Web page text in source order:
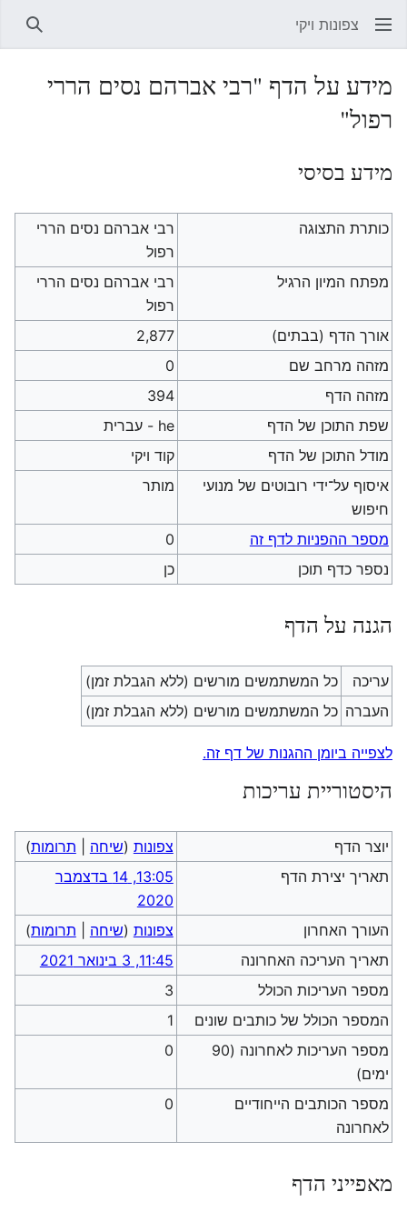
צפונות ויקי
מידע על הדף "רבי אברהם נסים הררי
רפול"
מידע בסיסי
כותרת התצוגה
רבי אברהם נסים הררי
רפול
מפתח המיון הרגיל
רבי אברהם נסים הררי
רפול
אורך הדף (בבתים)
2,877
מזהה מרחב שם
0
מזהה הדף
394
שפת התוכן של הדף
he - עברית
מודל התוכן של הדף
קוד ויקי
איסוף על־ידי רובוטים של מנועי
חיפוש
מותר
מספר ההפניות לדף זה
0
נספר כדף תוכן
כן
הגנה על הדף
עריכה
כל המשתמשים מורשים (ללא הגבלת זמן)
העברה כל המשתמשים מורשים (ללא הגבלת זמן)
לצפייה ביומן ההגנות של דף זה.
היסטוריית עריכות
יוצר הדף צפונות (שיחה תרומות)
תאריך יצירת הדף
13:05, 14 בדצמבר
2020
העורך האחרון
צפונות (שיחה תרומות)
תאריך העריכה האחרונה
11:45, 3 בינואר 2021
מספר העריכות הכולל
3
המספר הכולל של כותבים שונים
1
מספר העריכות לאחרונה (90
ימים)
0
מספר הכותבים הייחודיים
לאחרונה
0
מאפייני הדף